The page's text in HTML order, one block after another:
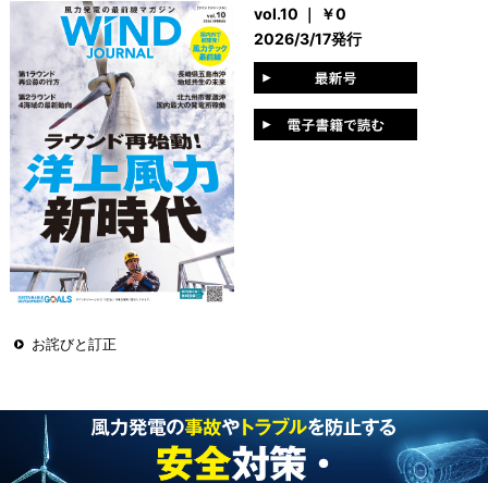
vol.10 ｜ ￥0
2026/3/17発行
お詫びと訂正